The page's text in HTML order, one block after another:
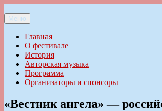
к
содержимому
Ильменский фестиваль авторской песни
Меню
Главная
О фестивале
История
Авторская музыка
Программа
Организаторы и спонсоры
«Вестник ангела» —